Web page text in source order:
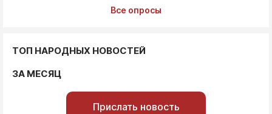
Все опросы
ТОП НАРОДНЫХ НОВОСТЕЙ
ЗА МЕСЯЦ
Прислать новость